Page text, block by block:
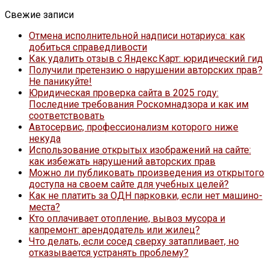
Свежие записи
Отмена исполнительной надписи нотариуса: как
добиться справедливости
Как удалить отзыв с Яндекс Карт: юридический гид
Получили претензию о нарушении авторских прав?
Не паникуйте!
Юридическая проверка сайта в 2025 году:
Последние требования Роскомнадзора и как им
соответствовать
Автосервис, профессионализм которого ниже
некуда
Использование открытых изображений на сайте:
как избежать нарушений авторских прав
Можно ли публиковать произведения из открытого
доступа на своем сайте для учебных целей?
Как не платить за ОДН парковки, если нет машино-
места?
Кто оплачивает отопление, вывоз мусора и
капремонт: арендодатель или жилец?
Что делать, если сосед сверху затапливает, но
отказывается устранять проблему?